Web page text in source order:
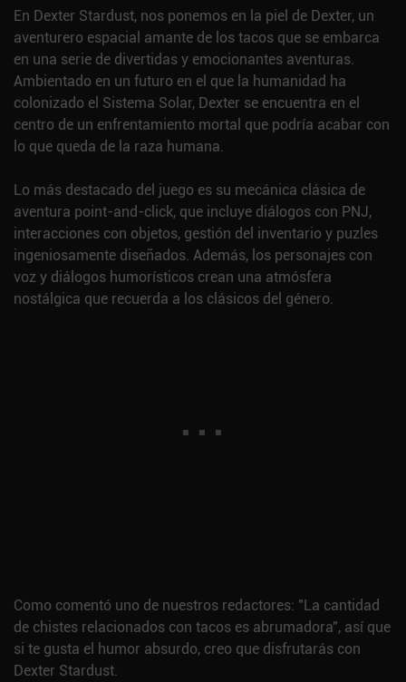
En Dexter Stardust, nos ponemos en la piel de Dexter, un
aventurero espacial amante de los tacos que se embarca
en una serie de divertidas y emocionantes aventuras.
Ambientado en un futuro en el que la humanidad ha
colonizado el Sistema Solar, Dexter se encuentra en el
centro de un enfrentamiento mortal que podría acabar con
lo que queda de la raza humana.
Lo más destacado del juego es su mecánica clásica de
aventura point-and-click, que incluye diálogos con PNJ,
interacciones con objetos, gestión del inventario y puzles
ingeniosamente diseñados. Además, los personajes con
voz y diálogos humorísticos crean una atmósfera
nostálgica que recuerda a los clásicos del género.
Como comentó uno de nuestros redactores: "La cantidad
de chistes relacionados con tacos es abrumadora", así que
si te gusta el humor absurdo, creo que disfrutarás con
Dexter Stardust.